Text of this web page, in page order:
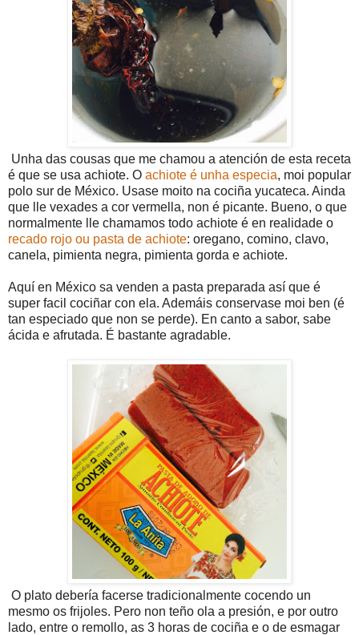
Unha das cousas que me chamou a atención de esta receta
é que se usa achiote. O achiote é unha especia, moi popular
polo sur de México. Usase moito na cociña yucateca. Ainda
que lle vexades a cor vermella, non é picante. Bueno, o que
normalmente lle chamamos todo achiote é en realidade o
recado rojo ou pasta de achiote: oregano, comino, clavo,
canela, pimienta negra, pimienta gorda e achiote.
Aquí en México sa venden a pasta preparada así que é
super facil cociñar con ela. Ademáis conservase moi ben (é
tan especiado que non se perde). En canto a sabor, sabe
ácida e afrutada. É bastante agradable.
O plato debería facerse tradicionalmente cocendo un
mesmo os frijoles. Pero non teño ola a presión, e por outro
lado, entre o remollo, as 3 horas de cociña e o de esmagar